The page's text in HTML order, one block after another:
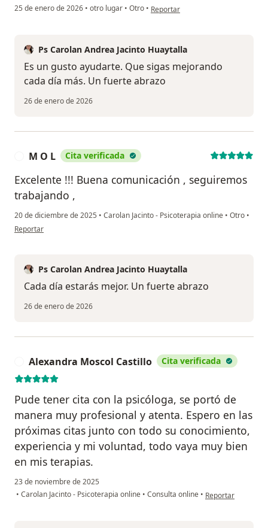
25 de enero de 2026 • otro lugar • Otro • en opinión del usuario M.R.
Reportar
Ps Carolan Andrea Jacinto Huaytalla
Es un gusto ayudarte. Que sigas mejorando
cada día más. Un fuerte abrazo
26 de enero de 2026
M O L Cita verificada
Excelente !!! Buena comunicación , seguiremos
trabajando ,
20 de diciembre de 2025 • Carolan Jacinto - Psicoterapia online • Otro •
en opinión del usuario M O L
Reportar
Ps Carolan Andrea Jacinto Huaytalla
Cada día estarás mejor. Un fuerte abrazo
26 de enero de 2026
Alexandra Moscol Castillo Cita verificada
Pude tener cita con la psicóloga, se portó de
manera muy profesional y atenta. Espero en las
próximas citas junto con todo su conocimiento,
experiencia y mi voluntad, todo vaya muy bien
en mis terapias.
23 de noviembre de 2025
• Carolan Jacinto - Psicoterapia online • Consulta online • en opinión del
Reportar